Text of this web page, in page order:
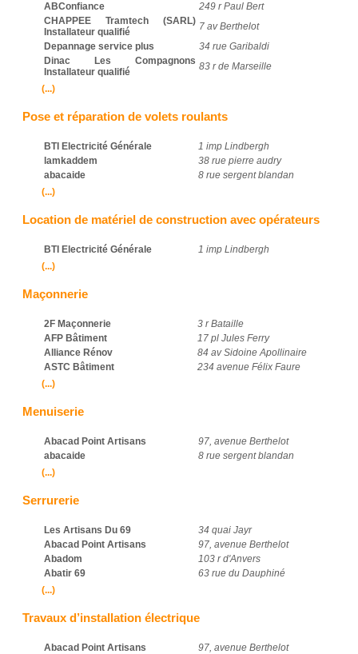
ABConfiance
249 r Paul Bert
CHAPPEE Tramtech (SARL)
Installateur qualifié
7 av Berthelot
Depannage service plus
34 rue Garibaldi
Dinac Les Compagnons
Installateur qualifié
83 r de Marseille
(...)
Pose et réparation de volets roulants
BTI Electricité Générale
1 imp Lindbergh
lamkaddem
38 rue pierre audry
abacaide
8 rue sergent blandan
(...)
Location de matériel de construction avec opérateurs
BTI Electricité Générale
1 imp Lindbergh
(...)
Maçonnerie
2F Maçonnerie
3 r Bataille
AFP Bâtiment
17 pl Jules Ferry
Alliance Rénov
84 av Sidoine Apollinaire
ASTC Bâtiment
234 avenue Félix Faure
(...)
Menuiserie
Abacad Point Artisans
97, avenue Berthelot
abacaide
8 rue sergent blandan
(...)
Serrurerie
Les Artisans Du 69
34 quai Jayr
Abacad Point Artisans
97, avenue Berthelot
Abadom
103 r d'Anvers
Abatir 69
63 rue du Dauphiné
(...)
Travaux d’installation électrique
Abacad Point Artisans
97, avenue Berthelot